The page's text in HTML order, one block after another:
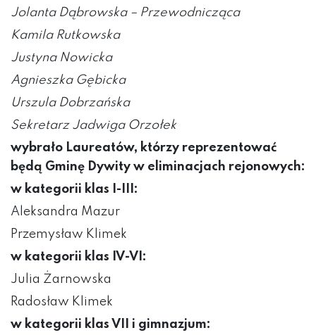
Jolanta Dąbrowska – Przewodnicząca
Kamila Rutkowska
Justyna Nowicka
Agnieszka Gębicka
Urszula Dobrzańska
Sekretarz Jadwiga Orzołek
wybrało Laureatów, którzy reprezentować
będą Gminę Dywity w eliminacjach rejonowych:
w kategorii klas I-III:
Aleksandra Mazur
Przemysław Klimek
w kategorii klas IV-VI:
Julia Żarnowska
Radosław Klimek
w kategorii klas VII i gimnazjum: